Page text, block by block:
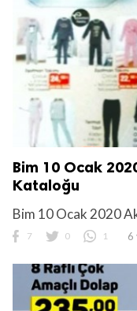
Bim 10 Ocak
Kataloğu
Bim 10 Ocak 2020
7 0 1 6